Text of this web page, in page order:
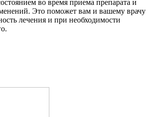
во время приема препарата и
Это поможет вам и вашему врачу
лечения и при необходимости